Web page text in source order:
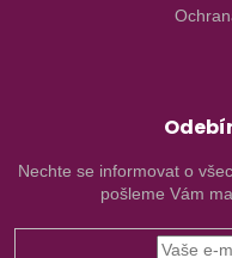
Nechte se informovat o
pošleme Vám